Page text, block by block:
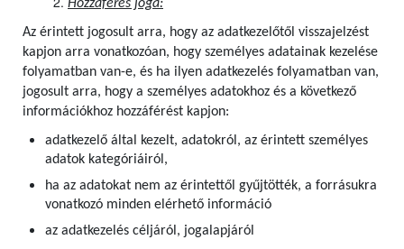
Hozzáférés joga:
Az érintett jogosult arra, hogy az adatkezelőtől visszajelzést
kapjon arra vonatkozóan, hogy személyes adatainak kezelése
folyamatban van-e, és ha ilyen adatkezelés folyamatban van,
jogosult arra, hogy a személyes adatokhoz és a következő
információkhoz hozzáférést kapjon:
adatkezelő által kezelt, adatokról, az érintett személyes
adatok kategóriáiról,
ha az adatokat nem az érintettől gyűjtötték, a forrásukra
vonatkozó minden elérhető információ
az adatkezelés céljáról, jogalapjáról